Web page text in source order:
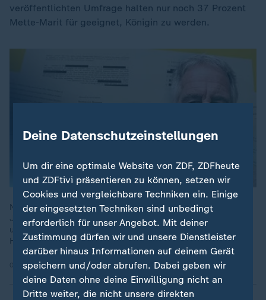
veröffentlichten Umfrage halten nur noch 37 Prozent
Mette-Marit für geeignet, Königin zu werden.
Norwegen unter Schock: Neu veröffentlichte Akten zeigen
Jeffrey Epsteins Verbindungen zu Kronprinzessin Mette-Marit
und hochrangigen Politikern. ZDFheute live mit den
Hintergründen.
07.02.2026 | 15:33 min
Deine Datenschutzeinstellungen
Um dir eine optimale Website von ZDF, ZDFheute
und ZDFtivi präsentieren zu können, setzen wir
Cookies und vergleichbare Techniken ein. Einige
der eingesetzten Techniken sind unbedingt
erforderlich für unser Angebot. Mit deiner
Zustimmung dürfen wir und unsere Dienstleister
darüber hinaus Informationen auf deinem Gerät
speichern und/oder abrufen. Dabei geben wir
deine Daten ohne deine Einwilligung nicht an
Dritte weiter, die nicht unsere direkten